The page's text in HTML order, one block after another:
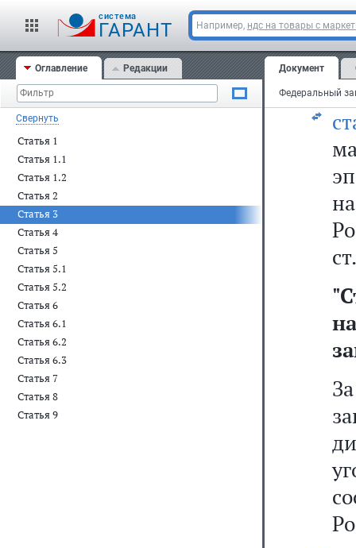
cистема
ГАРАНТ Например, ндс на товары с
Оглавление Редакции
Свернуть
Статья 1
Статья 1.1
Статья 1.2
Статья 2
Статья 3
Статья 4
Статья 5
Статья 5.1
Статья 5.2
Статья 6
Статья 6.1
Статья 6.2
Статья 6.3
Статья 7
Статья 8
Статья 9
Документ